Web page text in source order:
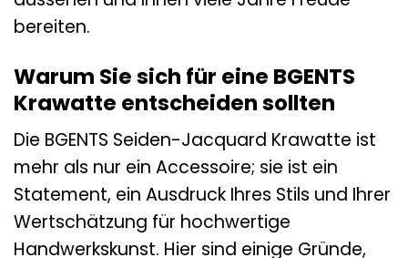
bereiten.
Warum Sie sich für eine BGENTS
Krawatte entscheiden sollten
Die BGENTS Seiden-Jacquard Krawatte ist
mehr als nur ein Accessoire; sie ist ein
Statement, ein Ausdruck Ihres Stils und Ihrer
Wertschätzung für hochwertige
Handwerkskunst. Hier sind einige Gründe,